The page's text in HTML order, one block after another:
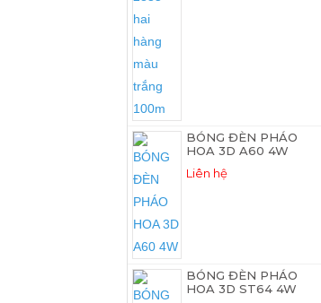
BÓNG ĐÈN PHÁO
HOA 3D A60 4W
Liên hệ
BÓNG ĐÈN PHÁO
HOA 3D ST64 4W